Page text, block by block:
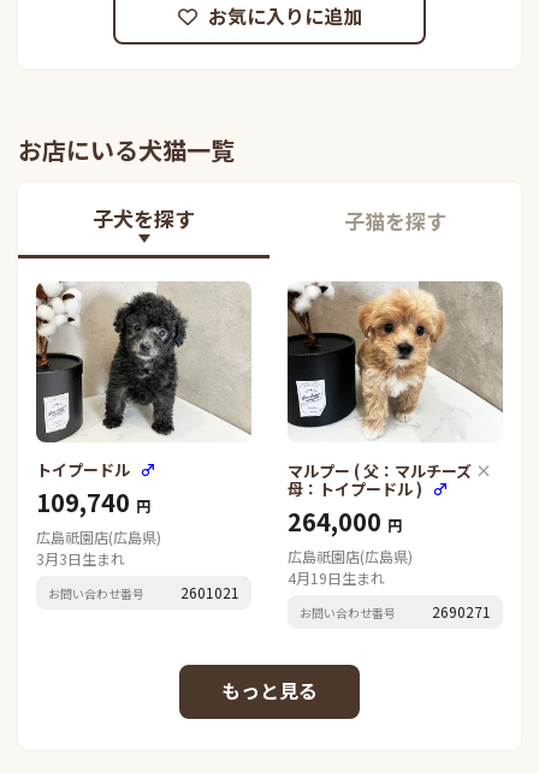
お気に入りに追加
お店にいる犬猫一覧
子犬を探す 子猫を探す
トイプードル ♂
109,740 円
広島祇園店(広島県)
3月3日生まれ
お問い合わせ番号 2601021
マルプー ( 父：マルチーズ ×
母：トイプードル ) ♂
264,000 円
広島祇園店(広島県)
4月19日生まれ
お問い合わせ番号 2690271